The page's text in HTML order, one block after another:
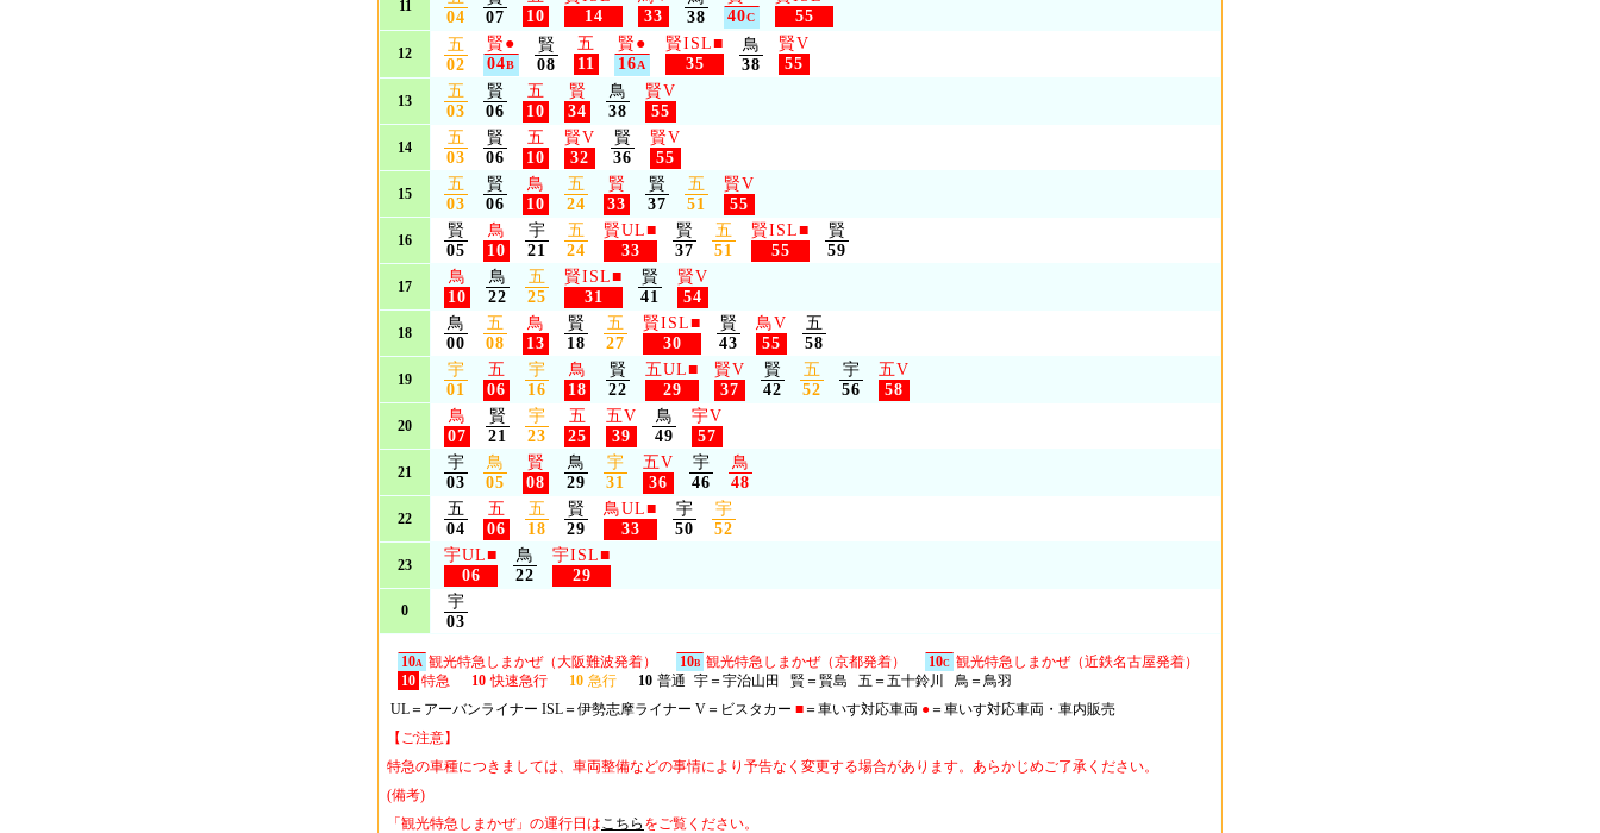
11
04
07
10
14
33
38
40C
55
12
五
02
賢 ●
04B
賢
08
五
11
賢 ●
16A
賢ISL■
35
鳥
38
賢V
55
13
五
03
賢
06
五
10
賢
34
鳥
38
賢V
55
14
五
03
賢
06
五
10
賢V
32
賢
36
賢V
55
15
五
03
賢
06
鳥
10
五
24
賢
33
賢
37
五
51
賢V
55
16
賢
05
鳥
10
宇
21
五
24
賢UL■
33
賢
37
五
51
賢ISL■
55
賢
59
17
鳥
10
鳥
22
五
25
賢ISL■
31
賢
41
賢V
54
18
鳥
00
五
08
鳥
13
賢
18
五
27
賢ISL■
30
賢
43
鳥V
55
五
58
19
宇
01
五
06
宇
16
鳥
18
賢
22
五UL■
29
賢V
37
賢
42
五
52
宇
56
五V
58
20
鳥
07
賢
21
宇
23
五
25
五V
39
鳥
49
宇V
57
21
宇
03
鳥
05
賢
08
鳥
29
宇
31
五V
36
宇
46
鳥
48
22
五
04
五
06
五
18
賢
29
鳥UL■
33
宇
50
宇
52
23
宇UL■
06
鳥
22
宇ISL■
29
0
宇
03
10A 観光特急しまかぜ（大阪難波発着） 10B 観光特急しまかぜ（京都発着） 10C 観光特急しまかぜ（近鉄名古屋発着）
10 特急 10 快速急行 10 急行 10 普通 宇＝宇治山田 賢＝賢島 五＝五十鈴川 鳥＝鳥羽
UL＝アーバンライナー ISL＝伊勢志摩ライナー V＝ビスタカー ■ ＝車いす対応車両 ● ＝車いす対応車両・車内販売
【ご注意】
特急の車種につきましては、車両整備などの事情により予告なく変更する場合があります。あらかじめご了承ください。
(備考)
「観光特急しまかぜ」の運行日はこちら をご覧ください。